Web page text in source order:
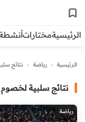
الرئيسيةمختارات
الرئيسية > رياضة > نتائج
نتائج سلبية لخصوم
رياضة